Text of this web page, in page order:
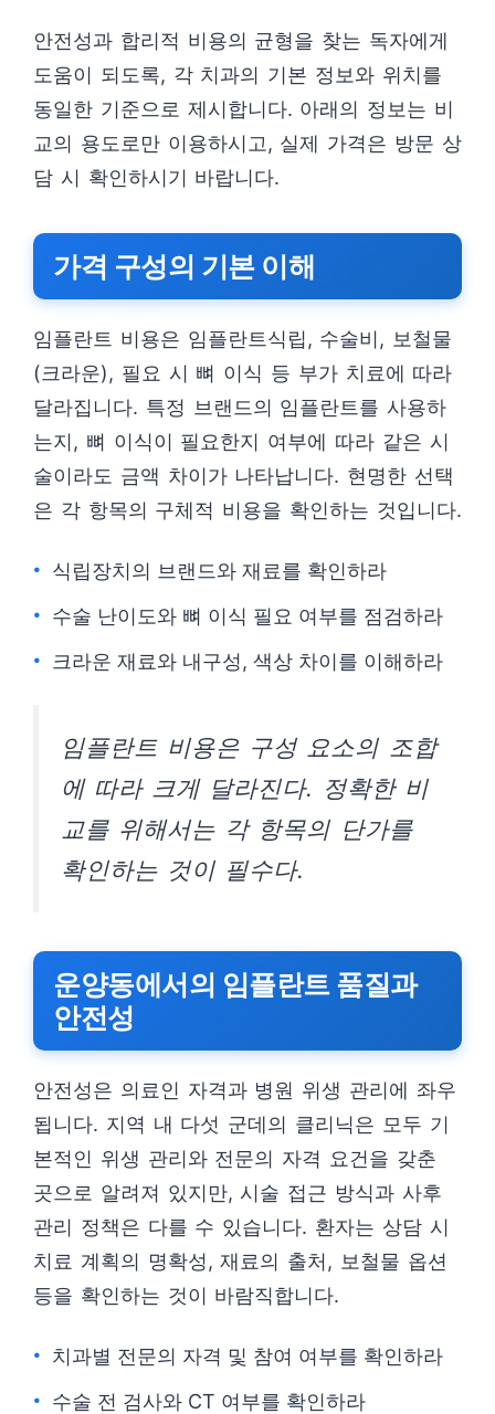
안전성과 합리적 비용의 균형을 찾는 독자에게
도움이 되도록, 각 치과의 기본 정보와 위치를
동일한 기준으로 제시합니다. 아래의 정보는 비
교의 용도로만 이용하시고, 실제 가격은 방문 상
담 시 확인하시기 바랍니다.
가격 구성의 기본 이해
임플란트 비용은 임플란트식립, 수술비, 보철물
(크라운), 필요 시 뼈 이식 등 부가 치료에 따라
달라집니다. 특정 브랜드의 임플란트를 사용하
는지, 뼈 이식이 필요한지 여부에 따라 같은 시
술이라도 금액 차이가 나타납니다. 현명한 선택
은 각 항목의 구체적 비용을 확인하는 것입니다.
식립장치의 브랜드와 재료를 확인하라
수술 난이도와 뼈 이식 필요 여부를 점검하라
크라운 재료와 내구성, 색상 차이를 이해하라
임플란트 비용은 구성 요소의 조합
에 따라 크게 달라진다. 정확한 비
교를 위해서는 각 항목의 단가를
확인하는 것이 필수다.
운양동에서의 임플란트 품질과
안전성
안전성은 의료인 자격과 병원 위생 관리에 좌우
됩니다. 지역 내 다섯 군데의 클리닉은 모두 기
본적인 위생 관리와 전문의 자격 요건을 갖춘
곳으로 알려져 있지만, 시술 접근 방식과 사후
관리 정책은 다를 수 있습니다. 환자는 상담 시
치료 계획의 명확성, 재료의 출처, 보철물 옵션
등을 확인하는 것이 바람직합니다.
치과별 전문의 자격 및 참여 여부를 확인하라
수술 전 검사와 CT 여부를 확인하라